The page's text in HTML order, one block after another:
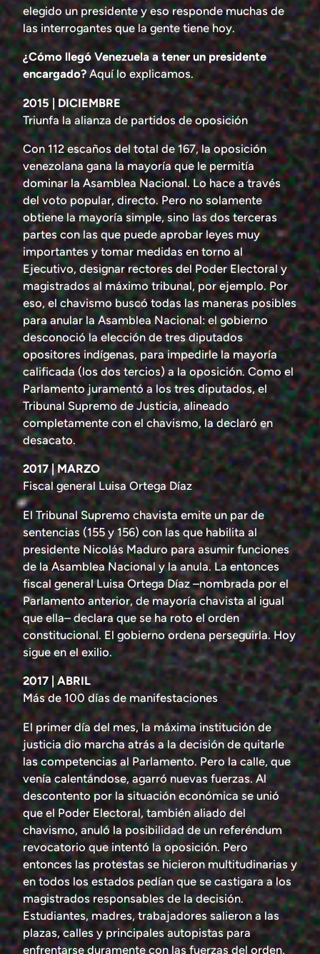
elegido un presidente y eso responde muchas de
las interrogantes que la gente tiene hoy.
¿Cómo llegó Venezuela a tener un presidente
encargado?Aquí lo explicamos.
2015 | DICIEMBRE
Triunfa la alianza de partidos de oposición
Con 112 escaños del total de 167, la oposición
venezolana gana la mayoría que le permitía
dominar la Asamblea Nacional. Lo hace a través
del voto popular, directo. Pero no solamente
obtiene la mayoría simple, sino las dos terceras
partes con las que puede aprobar leyes muy
importantes y tomar medidas en torno al
Ejecutivo, designar rectores del Poder Electoral y
magistrados al máximo tribunal, por ejemplo. Por
eso, el chavismo buscó todas las maneras posibles
para anular la Asamblea Nacional: el gobierno
desconoció la elección de tres diputados
opositores indígenas, para impedirle la mayoría
calificada (los dos tercios) a la oposición. Como el
Parlamento juramentó a los tres diputados, el
Tribunal Supremo de Justicia, alineado
completamente con el chavismo, la declaró en
desacato.
2017 | MARZO
Fiscal general Luisa Ortega Díaz
El Tribunal Supremo chavista emite un par de
sentencias (155 y 156) con las que habilita al
presidente Nicolás Maduro para asumir funciones
de la Asamblea Nacional y la anula. La entonces
fiscal general Luisa Ortega Díaz –nombrada por el
Parlamento anterior, de mayoría chavista al igual
que ella– declara que se ha roto el orden
constitucional. El gobierno ordena perseguirla. Hoy
sigue en el exilio.
2017 | ABRIL
Más de 100 días de manifestaciones
El primer día del mes, la máxima institución de
justicia dio marcha atrás a la decisión de quitarle
las competencias al Parlamento. Pero la calle, que
venía calentándose, agarró nuevas fuerzas. Al
descontento por la situación económica se unió
que el Poder Electoral, también aliado del
chavismo, anuló la posibilidad de un referéndum
revocatorio que intentó la oposición. Pero
entonces las protestas se hicieron multitudinarias y
en todos los estados pedían que se castigara a los
magistrados responsables de la decisión.
Estudiantes, madres, trabajadores salieron a las
plazas, calles y principales autopistas para
enfrentarse duramente con las fuerzas del orden,